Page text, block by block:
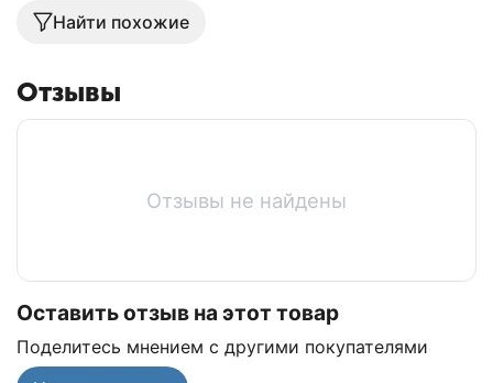
Найти похожие
Отзывы
Отзывы не найдены
Оставить отзыв на этот товар
Поделитесь мнением с другими покупателями